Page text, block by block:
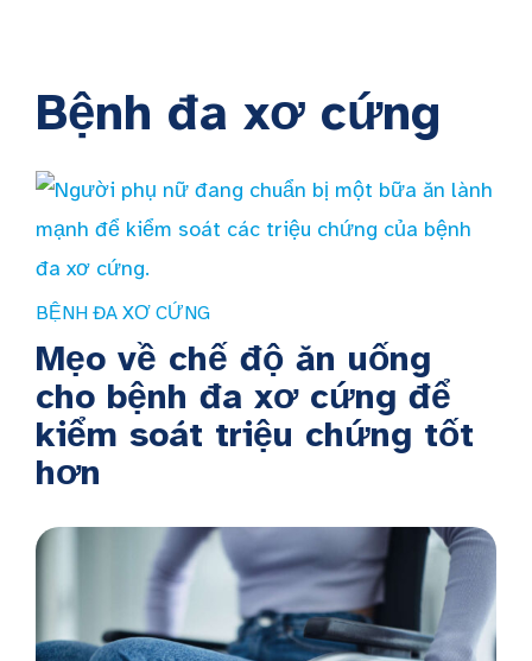
Bệnh đa xơ cứng
BỆNH ĐA XƠ CỨNG
Mẹo về chế độ ăn uống
cho bệnh đa xơ cứng để
kiểm soát triệu chứng tốt
hơn